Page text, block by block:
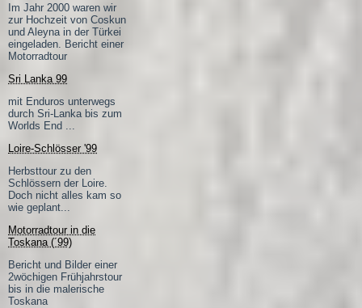
Im Jahr 2000 waren wir
zur Hochzeit von Coskun
und Aleyna in der Türkei
eingeladen. Bericht einer
Motorradtour
Sri Lanka 99
mit Enduros unterwegs
durch Sri-Lanka bis zum
Worlds End ...
Loire-Schlösser '99
Herbsttour zu den
Schlössern der Loire.
Doch nicht alles kam so
wie geplant...
Motorradtour in die
Toskana (´99)
Bericht und Bilder einer
2wöchigen Frühjahrstour
bis in die malerische
Toskana